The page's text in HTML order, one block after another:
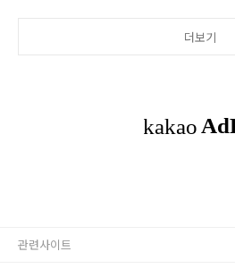
응을 해야 할 듯 ㅎㅎ 게임에서 설명하고 있는 차량 :
더보기
관련사이트